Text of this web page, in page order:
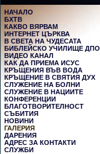
НАЧАЛО
БХТВ
КАКВО ВЯРВАМ
ИНТЕРНЕТ ЦЪРКВА
В СВЕТА НА ЧУДЕСАТА
БИБЛЕЙСКО УЧИЛИЩЕ ДПО
ВИДЕО КАНАЛ
КАК ДА ПРИЕМА ИСУС
КРЪЩЕНИЯ ВЪВ ВОДА
КРЪЩЕНИЕ В СВЯТИЯ ДУХ
СЛУЖЕНИЕ НА БОЛНИ
СЛУЖЕНИЕ В НАЦИИТЕ
КОНФЕРЕНЦИИ
БЛАГОТВОРИТЕЛНОСТ
СЪБИТИЯ
НОВИНИ
ГАЛЕРИЯ
ДАРЕНИЯ
АДРЕС ЗА КОНТАКТИ
СЛУЖБИ